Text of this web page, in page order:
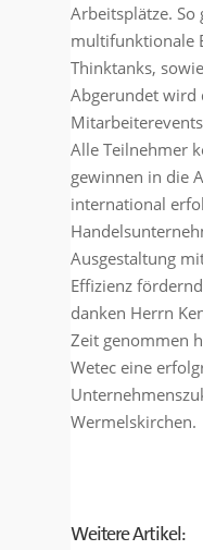
Arbeitsplätze.
multifunktionale
Thinktanks,
Abgerundet wird
Alle Teilnehmer
gewinnen in die
international
Ausgestaltung
Effizienz
danken Herrn
Zeit genommen
Wetec eine
Wermelskirchen.
Weitere Artikel: